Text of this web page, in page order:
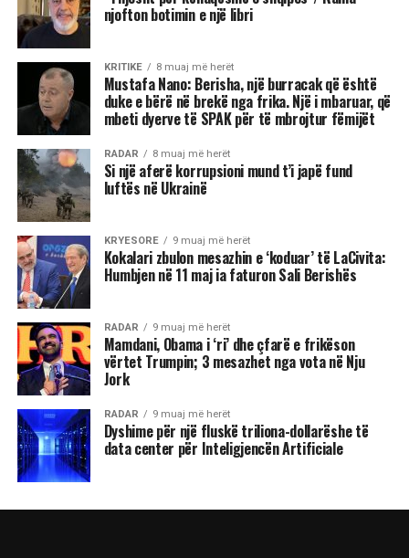
njofton botimin e një libri
KRITIKE 8 muaj më herët
Mustafa Nano: Berisha, një burracak që është
duke e bërë në brekë nga frika. Një i mbaruar, që
mbeti dyerve të SPAK për të mbrojtur fëmijët
RADAR 8 muaj më herët
Si një aferë korrupsioni mund t’i japë fund
luftës në Ukrainë
KRYESORE 9 muaj më herët
Kokalari zbulon mesazhin e ‘koduar’ të LaCivita:
Humbjen në 11 maj ia faturon Sali Berishës
RADAR 9 muaj më herët
Mamdani, Obama i ‘ri’ dhe çfarë e frikëson
vërtet Trumpin; 3 mesazhet nga vota në Nju
Jork
RADAR 9 muaj më herët
Dyshime për një fluskë triliona-dollarëshe të
data center për Inteligjencën Artificiale